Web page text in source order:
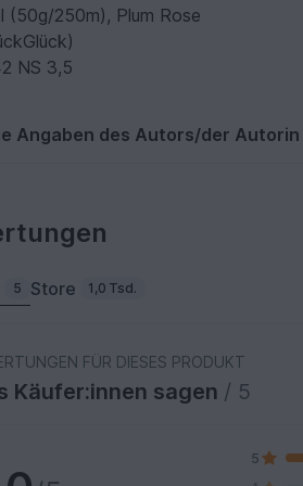
(50g/250m), Plum Rose
NS 3,5
Angaben des Autors/der Autorin
5 Store 1,0 Tsd.
FÜR DIESES PRODUKT
Käufer:innen sagen / 5
5